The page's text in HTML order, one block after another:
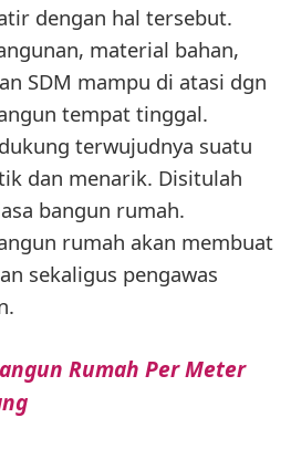
dengan hal tersebut.
material bahan,
SDM mampu di atasi dgn
tempat tinggal.
terwujudnya suatu
dan menarik. Disitulah
bangun rumah.
rumah akan membuat
sekaligus pengawas
Rumah Per Meter